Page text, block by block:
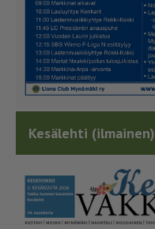
Kesälehti (ilmainen)